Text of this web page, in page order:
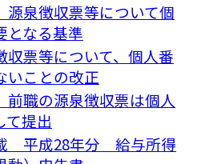
泉徴収票等について個
となる基準
収票等について、個人番
いことの改正
職の源泉徴収票は個人
て提出
平成28年分 給与所得